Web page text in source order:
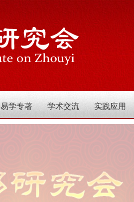
易学专著 学术交流 实践应用